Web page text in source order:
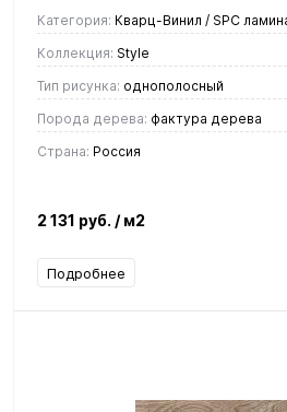
Категория: Кварц-Винил / SPC
Коллекция: Style
Тип рисунка: однополосный
Порода дерева: фактура дерева
Страна: Россия
2 131 руб. / м2
Подробнее